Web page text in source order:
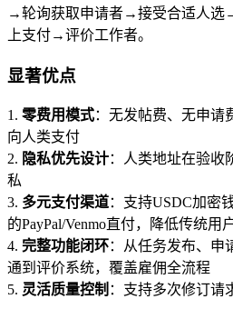
→轮询获取申请者→接受合适人
上支付→评价工作者。
显著优点
1. 零费用模式：无发帖费、无申请
向人类支付
2. 隐私优先设计：人类地址在验收
私
3. 多元支付渠道：支持USDC加密
的PayPal/Venmo直付，降低传统用
4. 完整功能闭环：从任务发布、申
通到评价系统，覆盖雇佣全流程
5. 灵活质量控制 ：支持多次修订请